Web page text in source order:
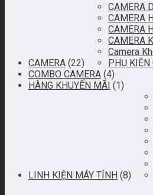
CAMERA (22)
CAMERA
CAMERA
CAMERA
CAMERA
Camera
PHỤ KIỆN
COMBO CAMERA (4)
HÀNG KHUYẾN MÃI (1)
LINH KIỆN MÁY TÍNH (8)